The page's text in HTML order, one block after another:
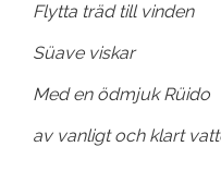
Flytta träd till vinden
Süave viskar
Med en ödmjuk Rüido
av vanligt och klart